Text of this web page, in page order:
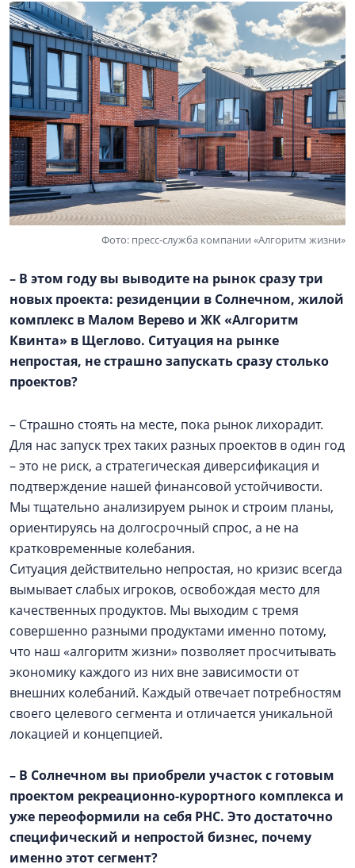
Фото: пресс-служба компании «Алгоритм жизни»
– В этом году вы выводите на рынок сразу три
новых проекта: резиденции в Солнечном, жилой
комплекс в Малом Верево и ЖК «Алгоритм
Квинта» в Щеглово. Ситуация на рынке
непростая, не страшно запускать сразу столько
проектов?
– Страшно стоять на месте, пока рынок лихорадит.
Для нас запуск трех таких разных проектов в один год
– это не риск, а стратегическая диверсификация и
подтверждение нашей финансовой устойчивости.
Мы тщательно анализируем рынок и строим планы,
ориентируясь на долгосрочный спрос, а не на
кратковременные колебания.
Ситуация действительно непростая, но кризис всегда
вымывает слабых игроков, освобождая место для
качественных продуктов. Мы выходим с тремя
совершенно разными продуктами именно потому,
что наш «алгоритм жизни» позволяет просчитывать
экономику каждого из них вне зависимости от
внешних колебаний. Каждый отвечает потребностям
своего целевого сегмента и отличается уникальной
локацией и концепцией.
– В Солнечном вы приобрели участок с готовым
проектом рекреационно-курортного комплекса и
уже переоформили на себя РНС. Это достаточно
специфический и непростой бизнес, почему
именно этот сегмент?